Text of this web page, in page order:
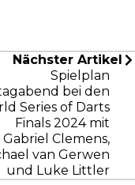
Nächster Artikel
Spielplan
bei den
Series of Darts
Finals 2024 mit
Gabriel Clemens,
van Gerwen
und Luke Littler